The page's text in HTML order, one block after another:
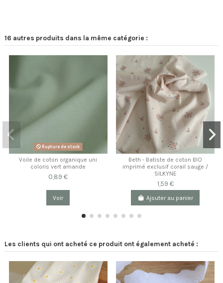
16 autres produits dans la même catégorie :
Rupture de stock
Voile de coton organique uni
coloris vert amande
0,89 €
Voir
Beth - Batiste de coton BIO
imprimé exclusif corail sauge /
SILKYNE
1,59 €
Ajouter au panier
Les clients qui ont acheté ce produit ont également acheté :